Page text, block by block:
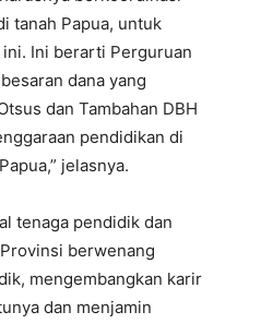
tanah Papua, untuk
Ini berarti Perguruan
dana yang
dan Tambahan DBH
pendidikan di
jelasnya.
tenaga pendidik dan
berwenang
mengembangkan karir
dan menjamin